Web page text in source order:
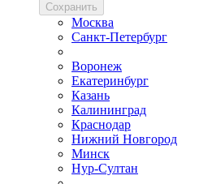
Сохранить
Москва
Санкт-Петербург
Воронеж
Екатеринбург
Казань
Калининград
Краснодар
Нижний Новгород
Минск
Нур-Султан